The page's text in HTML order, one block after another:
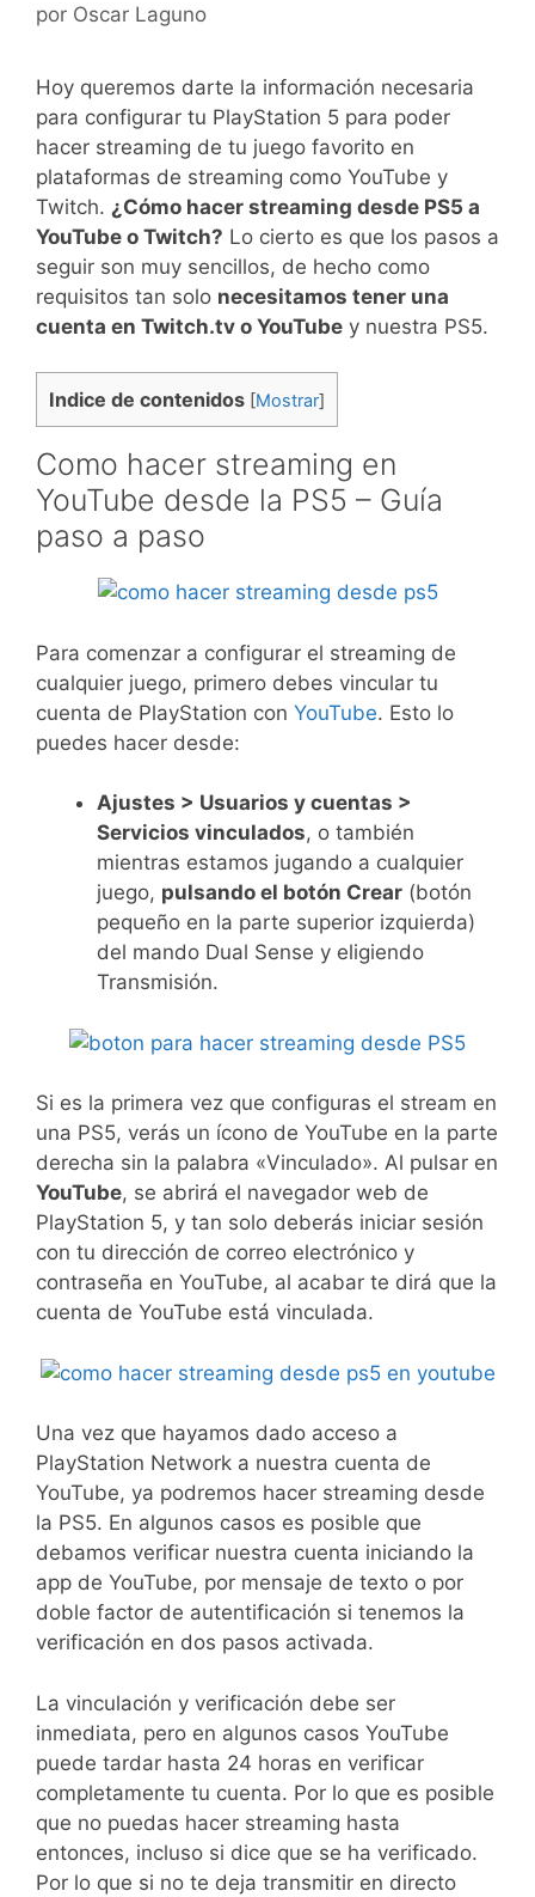
por Oscar Laguno
Hoy queremos darte la información necesaria
para configurar tu PlayStation 5 para poder
hacer streaming de tu juego favorito en
plataformas de streaming como YouTube y
Twitch. ¿Cómo hacer streaming desde PS5 a
YouTube o Twitch? Lo cierto es que los pasos a
seguir son muy sencillos, de hecho como
requisitos tan solo necesitamos tener una
cuenta en Twitch.tv o YouTube y nuestra PS5.
Indice de contenidos [Mostrar]
Como hacer streaming en
YouTube desde la PS5 – Guía
paso a paso
Para comenzar a configurar el streaming de
cualquier juego, primero debes vincular tu
cuenta de PlayStation con YouTube. Esto lo
puedes hacer desde:
Ajustes > Usuarios y cuentas >
Servicios vinculados, o también
mientras estamos jugando a cualquier
juego, pulsando el botón Crear (botón
pequeño en la parte superior izquierda)
del mando Dual Sense y eligiendo
Transmisión.
Si es la primera vez que configuras el stream en
una PS5, verás un ícono de YouTube en la parte
derecha sin la palabra «Vinculado». Al pulsar en
YouTube, se abrirá el navegador web de
PlayStation 5, y tan solo deberás iniciar sesión
con tu dirección de correo electrónico y
contraseña en YouTube, al acabar te dirá que la
cuenta de YouTube está vinculada.
Una vez que hayamos dado acceso a
PlayStation Network a nuestra cuenta de
YouTube, ya podremos hacer streaming desde
la PS5. En algunos casos es posible que
debamos verificar nuestra cuenta iniciando la
app de YouTube, por mensaje de texto o por
doble factor de autentificación si tenemos la
verificación en dos pasos activada.
La vinculación y verificación debe ser
inmediata, pero en algunos casos YouTube
puede tardar hasta 24 horas en verificar
completamente tu cuenta. Por lo que es posible
que no puedas hacer streaming hasta
entonces, incluso si dice que se ha verificado.
Por lo que si no te deja transmitir en directo